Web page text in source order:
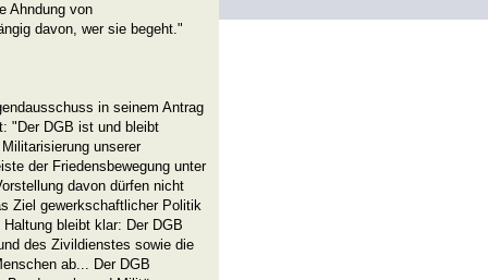
Ahndung von
davon, wer sie begeht."
in seinem Antrag
"Der DGB ist und bleibt
unserer
der Friedensbewegung unter
davon dürfen nicht
Ziel gewerkschaftlicher Politik
bleibt klar: Der DGB
des Zivildienstes sowie die
ab... Der DGB